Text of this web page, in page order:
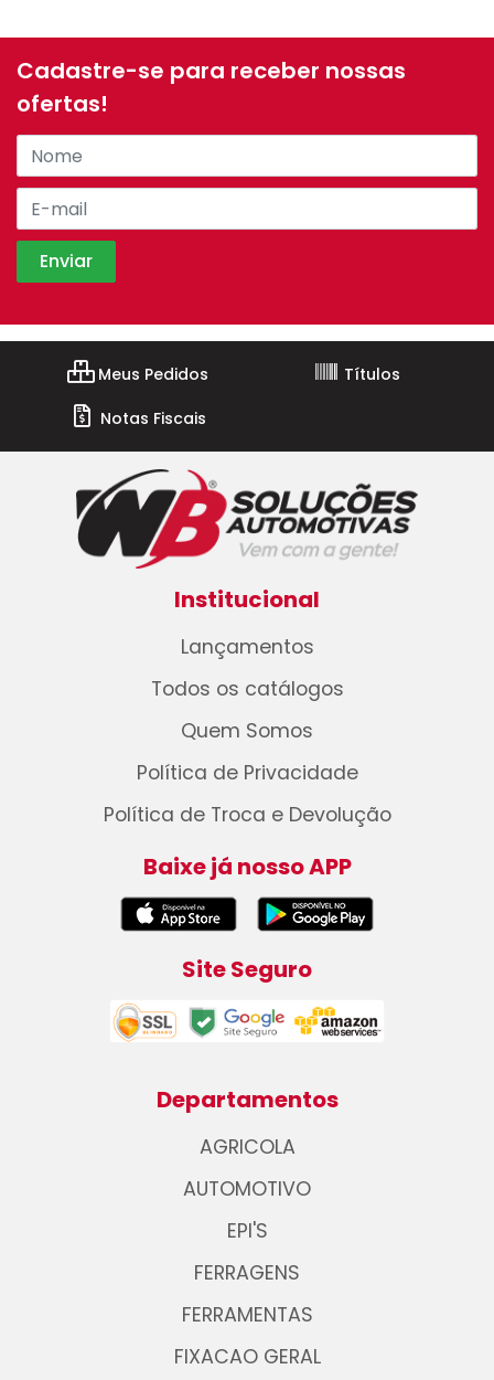
Cadastre-se para receber nossas
ofertas!
Meus Pedidos
Títulos
Notas Fiscais
Institucional
Lançamentos
Todos os catálogos
Quem Somos
Política de Privacidade
Política de Troca e Devolução
Baixe já nosso APP
Site Seguro
Departamentos
AGRICOLA
AUTOMOTIVO
EPI'S
FERRAGENS
FERRAMENTAS
FIXACAO GERAL